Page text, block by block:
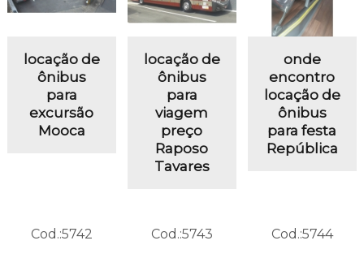
locação de
ônibus
para
excursão
Mooca
locação de
ônibus
para
viagem
preço
Raposo
Tavares
onde
encontro
locação de
ônibus
para festa
República
Cod.:5742 Cod.:5743 Cod.:5744